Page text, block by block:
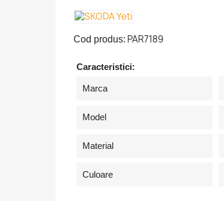
Cod produs: PAR7189
Caracteristici:
Marca
Model
Material
Culoare
de client pentru a salva produse in Lista de